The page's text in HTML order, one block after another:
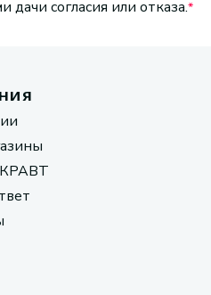
согласия или отказа.
КРАВТ